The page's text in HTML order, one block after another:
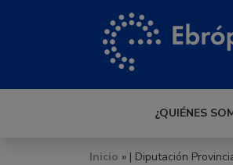
¿QUIÉNES
Inicio » | Diputación